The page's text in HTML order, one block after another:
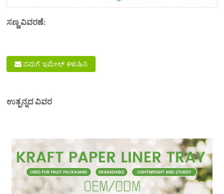
ಸಣ್ಣ ವಿವರಣೆ:
ನಮಗೆ ಇಮೇಲ್ ಕಳುಹಿಸಿ
ಉತ್ಪನ್ನದ ವಿವರ